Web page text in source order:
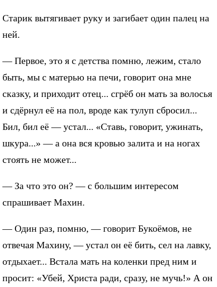
Старик вытягивает руку и загибает один палец на
ней.
— Первое, это я с детства помню, лежим, стало
быть, мы с матерью на печи, говорит она мне
сказку, и приходит отец... сгрёб он мать за волосья
и сдёрнул её на пол, вроде как тулуп сбросил...
Бил, бил её — устал... «Ставь, говорит, ужинать,
шкура...» — а она вся кровью залита и на ногах
стоять не может...
— За что это он? — с большим интересом
спрашивает Махин.
— Один раз, помню, — говорит Букоёмов, не
отвечая Махину, — устал он её бить, сел на лавку,
отдыхает... Встала мать на коленки пред ним и
просит: «Убей, Христа ради, сразу, не мучь!» А он